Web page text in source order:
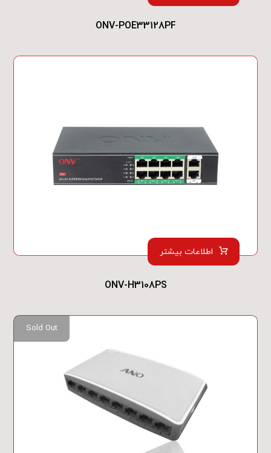
ONV-POE33128PF
ONV-H3108PS
اطلاعات بیشتر
Sold Out